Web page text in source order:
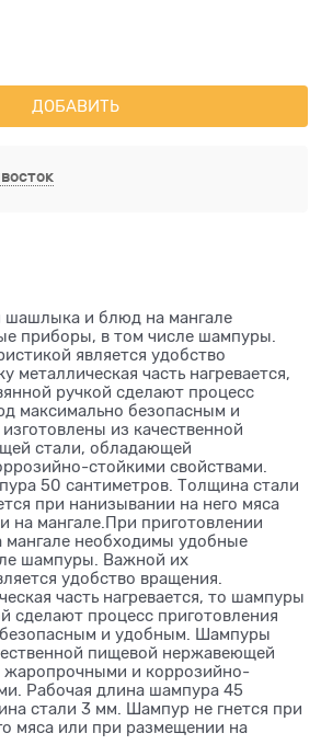
ДОБАВИТЬ
шашлыка и блюд на мангале
приборы, в том числе шампуры.
является удобство
металлическая часть нагревается,
ручкой сделают процесс
максимально безопасным и
из качественной
стали, обладающей
стойкими свойствами.
50 сантиметров. Толщина стали
при нанизывании на него мяса
на мангале.При приготовлении
необходимы удобные
шампуры. Важной их
удобство вращения.
часть нагревается, то шампуры
сделают процесс приготовления
и удобным. Шампуры
пищевой нержавеющей
жаропрочными и коррозийно-
Рабочая длина шампура 45
стали 3 мм. Шампур не гнется при
мяса или при размещении на